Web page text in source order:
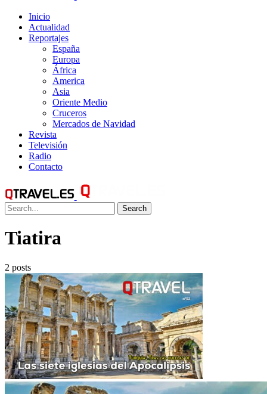
Inicio
Actualidad
Reportajes
España
Europa
África
America
Asia
Oriente Medio
Cruceros
Mercados de Navidad
Revista
Televisión
Radio
Contacto
Search
Tiatira
2 posts